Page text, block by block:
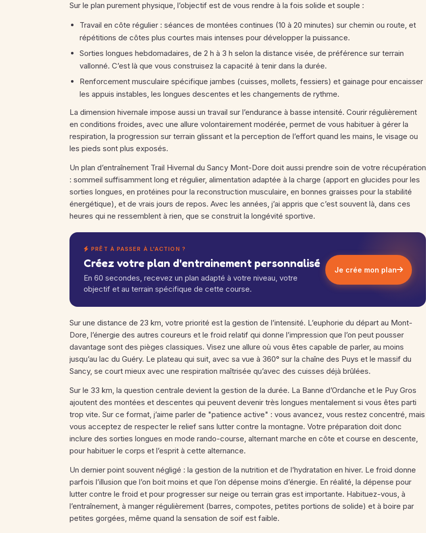
Sur le plan purement physique, l’objectif est de vous rendre à la fois solide et souple :
Travail en côte régulier : séances de montées continues (10 à 20 minutes) sur chemin ou route, et
répétitions de côtes plus courtes mais intenses pour développer la puissance.
Sorties longues hebdomadaires, de 2 h à 3 h selon la distance visée, de préférence sur terrain
vallonné. C’est là que vous construisez la capacité à tenir dans la durée.
Renforcement musculaire spécifique jambes (cuisses, mollets, fessiers) et gainage pour encaisser
les appuis instables, les longues descentes et les changements de rythme.
La dimension hivernale impose aussi un travail sur l’endurance à basse intensité. Courir régulièrement
en conditions froides, avec une allure volontairement modérée, permet de vous habituer à gérer la
respiration, la progression sur terrain glissant et la perception de l’effort quand les mains, le visage ou
les pieds sont plus exposés.
Un plan d’entraînement Trail Hivernal du Sancy Mont-Dore doit aussi prendre soin de votre récupération
: sommeil suffisamment long et régulier, alimentation adaptée à la charge (apport en glucides pour les
sorties longues, en protéines pour la reconstruction musculaire, en bonnes graisses pour la stabilité
énergétique), et de vrais jours de repos. Avec les années, j’ai appris que c’est souvent là, dans ces
heures qui ne ressemblent à rien, que se construit la longévité sportive.
PRÊT À PASSER À L'ACTION ?
Créez votre plan d'entrainement personnalisé
En 60 secondes, recevez un plan adapté à votre niveau, votre
objectif et au terrain spécifique de cette course.
Je crée mon plan
Sur une distance de 23 km, votre priorité est la gestion de l’intensité. L’euphorie du départ au Mont-
Dore, l’énergie des autres coureurs et le froid relatif qui donne l’impression que l’on peut pousser
davantage sont des pièges classiques. Visez une allure où vous êtes capable de parler, au moins
jusqu’au lac du Guéry. Le plateau qui suit, avec sa vue à 360° sur la chaîne des Puys et le massif du
Sancy, se court mieux avec une respiration maîtrisée qu’avec des cuisses déjà brûlées.
Sur le 33 km, la question centrale devient la gestion de la durée. La Banne d’Ordanche et le Puy Gros
ajoutent des montées et descentes qui peuvent devenir très longues mentalement si vous êtes parti
trop vite. Sur ce format, j’aime parler de "patience active" : vous avancez, vous restez concentré, mais
vous acceptez de respecter le relief sans lutter contre la montagne. Votre préparation doit donc
inclure des sorties longues en mode rando-course, alternant marche en côte et course en descente,
pour habituer le corps et l’esprit à cette alternance.
Un dernier point souvent négligé : la gestion de la nutrition et de l’hydratation en hiver. Le froid donne
parfois l’illusion que l’on boit moins et que l’on dépense moins d’énergie. En réalité, la dépense pour
lutter contre le froid et pour progresser sur neige ou terrain gras est importante. Habituez-vous, à
l’entraînement, à manger régulièrement (barres, compotes, petites portions de solide) et à boire par
petites gorgées, même quand la sensation de soif est faible.